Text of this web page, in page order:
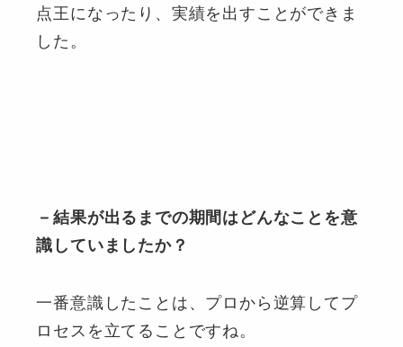
点王になったり、実績を出すことができま
した。
－結果が出るまでの期間はどんなことを意
識していましたか？
一番意識したことは、プロから逆算してプ
ロセスを立てることですね。